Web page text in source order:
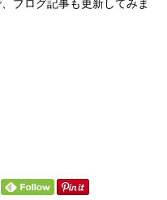
ブログ記事も更新してみま